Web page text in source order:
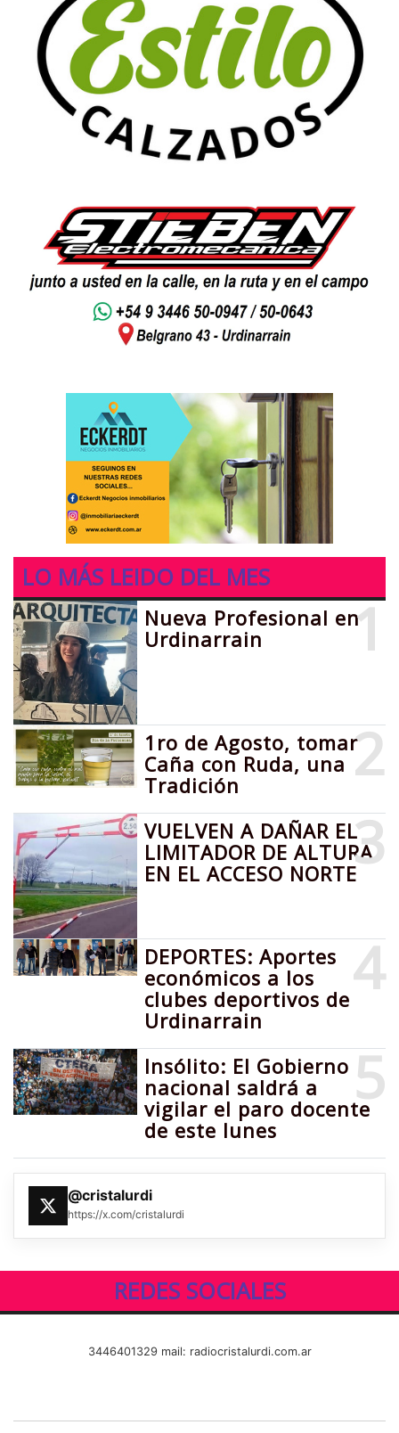
LO MÁS LEIDO DEL MES
1
Nueva Profesional en
Urdinarrain
2
1ro de Agosto, tomar
Caña con Ruda, una
Tradición
3
VUELVEN A DAÑAR EL
LIMITADOR DE ALTURA
EN EL ACCESO NORTE
4
DEPORTES: Aportes
económicos a los
clubes deportivos de
Urdinarrain
5
Insólito: El Gobierno
nacional saldrá a
vigilar el paro docente
de este lunes
@cristalurdi
https://x.com/cristalurdi
REDES SOCIALES
3446401329 mail: radiocristalurdi.com.ar